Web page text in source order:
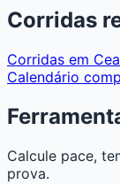
Corridas
Corridas em
Calendário
Calcule pace,
prova.